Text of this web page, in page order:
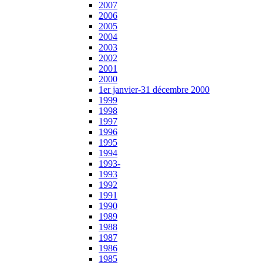
2007
2006
2005
2004
2003
2002
2001
2000
1er janvier-31 décembre 2000
1999
1998
1997
1996
1995
1994
1993-
1993
1992
1991
1990
1989
1988
1987
1986
1985